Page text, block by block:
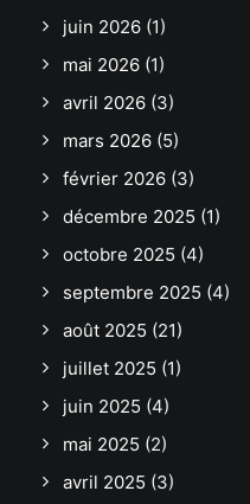
juin 2026 (1)
mai 2026 (1)
avril 2026 (3)
mars 2026 (5)
février 2026 (3)
décembre 2025 (1)
octobre 2025 (4)
septembre 2025 (4)
août 2025 (21)
juillet 2025 (1)
juin 2025 (4)
mai 2025 (2)
avril 2025 (3)